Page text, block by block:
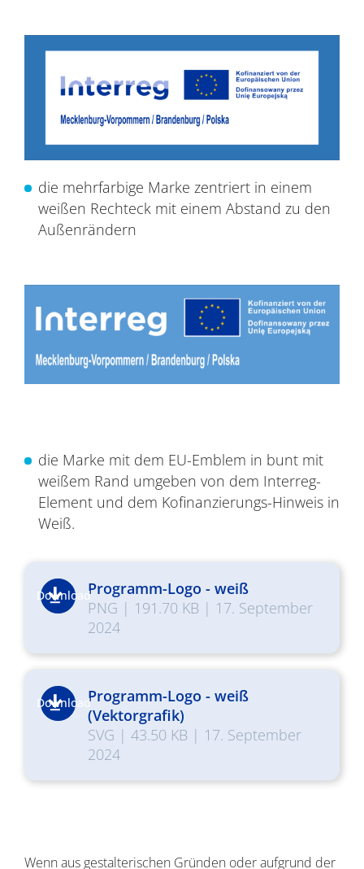
die mehrfarbige Marke zentriert in einem
weißen Rechteck mit einem Abstand zu den
Außenrändern
die Marke mit dem EU-Emblem in bunt mit
weißem Rand umgeben von dem Interreg-
Element und dem Kofinanzierungs-Hinweis in
Weiß.
DownloadProgramm-Logo - weiß
PNG | 191.70 KB | 17. September
2024
DownloadProgramm-Logo - weiß
(Vektorgrafik)
SVG | 43.50 KB | 17. September
2024
Wenn aus gestalterischen Gründen oder aufgrund der